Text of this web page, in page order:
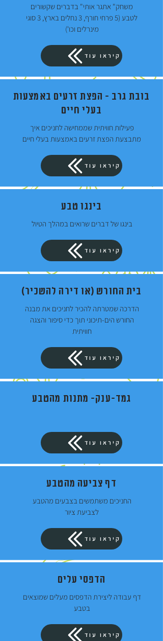
משחק" אתגר אותי" בדברים שקשורים
לטבע (5 פרחי חורף, 3 נחלים בארץ, 3 סוגי
מינרלים וכו')
קיראו עוד
בובת גרב - הפצת זרעים באמצעות
בעלי חיים
פעילות חוויתית שממחישה לחניכים איך
מתבצעת הפצת זרעים באמצעות בעלי חיים
קיראו עוד
בינגו טבע
בינגו של דברים שרואים במהלך הטיול
קיראו עוד
בית החורש (או דירה להשכיר)
הדרכה שמטרתה להכיר לחניכים את מבנה
החורש הים-תיכוני תוך כדי סיפור והצגה
חוויתית
קיראו עוד
גמד-ענק- מתנות מהטבע
קיראו עוד
דף צביעה מהטבע
החניכים משתמשים בצבעים מהטבע
לצביעת ציור
קיראו עוד
הדפסי עלים
דף עבודה ליצירת הדפסים מעלים שמוצאים
בטבע
קיראו עוד